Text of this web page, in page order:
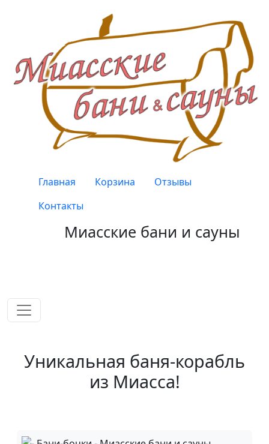
Верхнее меню
Главная Корзина
Отзывы
Контакты
Миасские бани и сауны
Уникальная баня-корабль
из Миасса!